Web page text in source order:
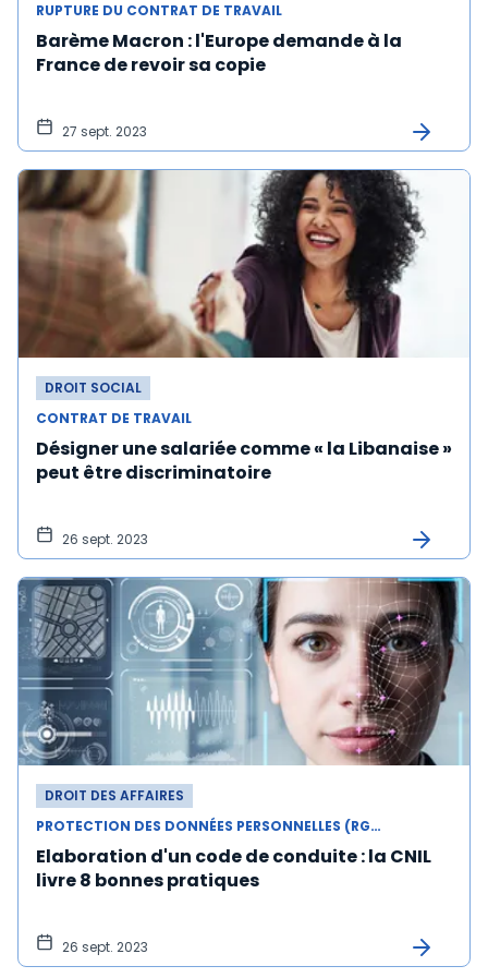
RUPTURE DU CONTRAT DE TRAVAIL
Barème Macron : l'Europe demande à la
France de revoir sa copie
27 sept. 2023
DROIT SOCIAL
CONTRAT DE TRAVAIL
Désigner une salariée comme « la Libanaise »
peut être discriminatoire
26 sept. 2023
DROIT DES AFFAIRES
PROTECTION DES DONNÉES PERSONNELLES (RGPD)
Elaboration d'un code de conduite : la CNIL
livre 8 bonnes pratiques
26 sept. 2023